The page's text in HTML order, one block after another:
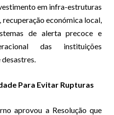
em infra-estruturas
económica local,
de alerta precoce e
das instituições
Para Evitar Rupturas
aprovou a Resolução que